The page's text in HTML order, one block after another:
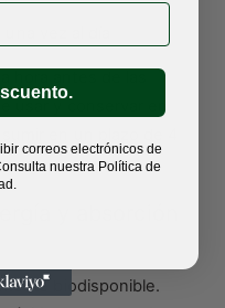
vez al día
hora antes de las
usar y conservar en
biodisponible.
correos electrónicos de
nuestra Política de